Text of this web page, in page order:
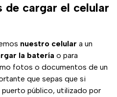
de cargar el celular
nuestro celular a un
la batería o para
fotos o documentos de un
que sepas que si
puerto público, utilizado por